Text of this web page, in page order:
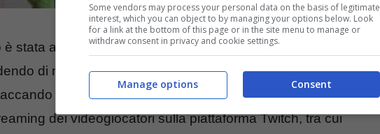
stata attaccata la rete dell’operatore statunitense
di mira il gioco online League of Legends, proseguendo
successivamente l’intera rete Comcast. Dopo aver
dei videogiocatori sulla piattaforma Twitch, tra cui
Some vendors may process your personal data on the basis of legitimate
interest, which you can object to by managing your options below. Look
for a link at the bottom of this page or in the site menu to manage or
withdraw consent in privacy and cookie settings.
Consent
Manage options